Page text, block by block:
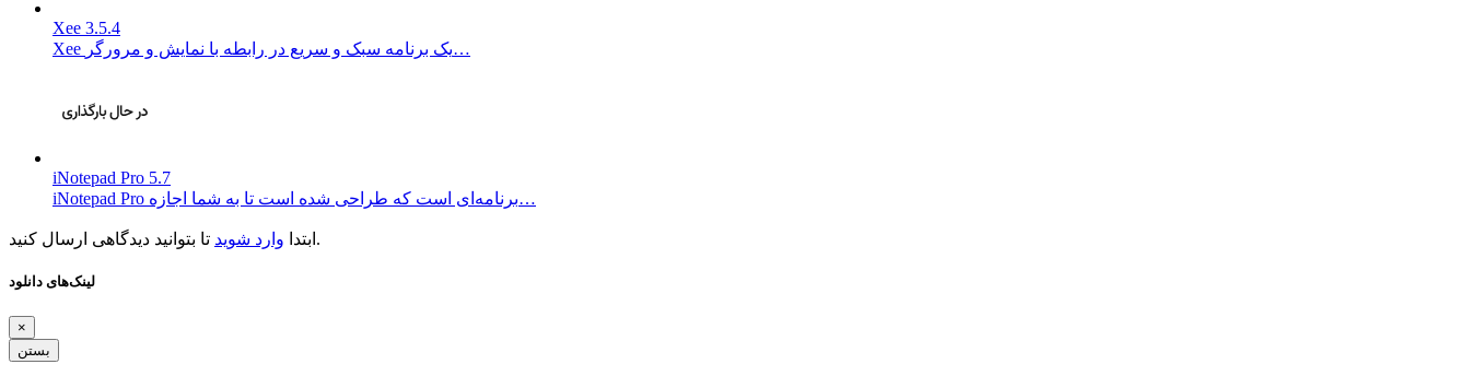
Xee 3.5.4
Xee یک برنامه سبک و سریع در رابطه با نمایش و مرورگر…
iNotepad Pro 5.7
iNotepad Pro برنامه‌ای است که طراحی شده است تا به شما اجازه…
ابتدا وارد شوید تا بتوانید دیدگاهی ارسال کنید.
لینک‌های دانلود
×
بستن